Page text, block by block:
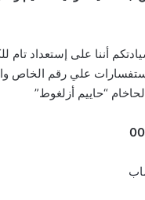
أننا على إستعداد
علي رقم الخاص
“حاييم أزلغوط”